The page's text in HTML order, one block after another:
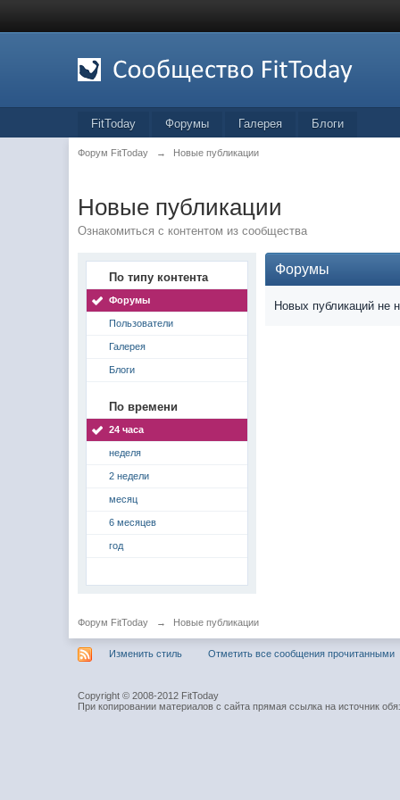
FitToday Форумы Галерея Блоги
Форум FitToday → Новые публикации
Новые публикации
Ознакомиться с контентом из сообщества
По типу контента
Форумы
Пользователи
Галерея
Блоги
По времени
24 часа
неделя
2 недели
месяц
6 месяцев
год
Форумы
Новых публикаций не
Форум FitToday → Новые публикации
Изменить стиль Отметить все сообщения прочитанными
Copyright © 2008-2012 FitToday
При копировании материалов с сайта прямая ссылка на источник